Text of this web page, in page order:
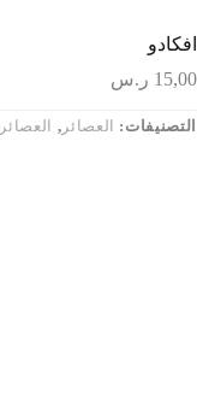
افكادو
15,00 ر.س
التصنيفات: العصائر , العصائر